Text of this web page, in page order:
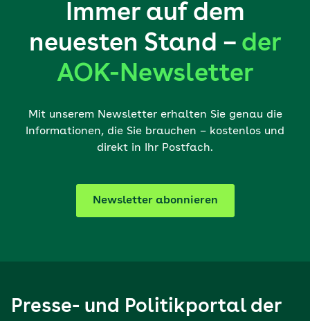
Immer auf dem
neuesten Stand – der
AOK-Newsletter
Mit unserem Newsletter erhalten Sie genau die
Informationen, die Sie brauchen – kostenlos und
direkt in Ihr Postfach.
Newsletter abonnieren
Presse- und Politikportal der